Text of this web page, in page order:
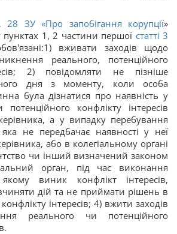
28 ЗУ «Про запобігання корупції»
пунктах 1, 2 частини першої статті 3
вживати заходів щодо
реального, потенційного
2) повідомляти не пізніше
дня з моменту, коли особа
була дізнатися про наявність у
конфлікту інтересів
а у випадку перебування
не передбачає наявності у неї
або в колегіальному органі
чи інший визначений законом
орган, під час виконання
виник конфлікт інтересів,
дій та не приймати рішень в
інтересів; 4) вжити заходів
реального чи потенційного